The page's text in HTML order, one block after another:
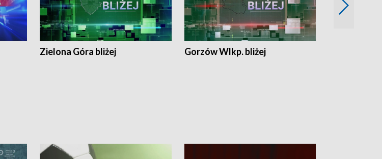
Zielona Góra bliżej Gorzów Wlkp. bliżej